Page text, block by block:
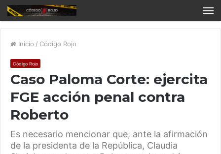
Inicio / Código Rojo
Código Rojo
Caso Paloma Corte: ejercita
FGE acción penal contra
Roberto
Es necesario mencionar que, ante la afirmación
de la presidenta de la República, Claudia